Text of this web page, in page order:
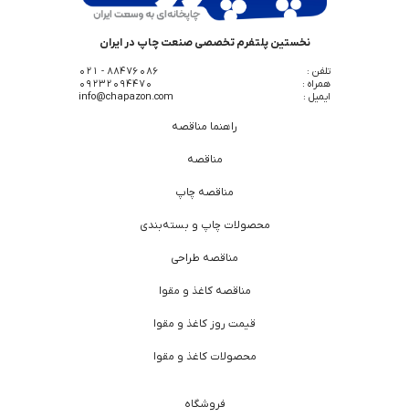
نخستین پلتفرم تخصصی صنعت چاپ در ایران
تلفن :
88476086 - 021
همراه :
09232094470
ایمیل :
info@chapazon.com
راهنما مناقصه
مناقصه
مناقصه چاپ
محصولات چاپ و بسته‌بندی
مناقصه طراحی
مناقصه کاغذ و مقوا
قیمت روز کاغذ و مقوا
محصولات کاغذ و مقوا
فروشگاه